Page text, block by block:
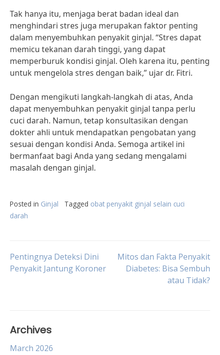
Tak hanya itu, menjaga berat badan ideal dan
menghindari stres juga merupakan faktor penting
dalam menyembuhkan penyakit ginjal. “Stres dapat
memicu tekanan darah tinggi, yang dapat
memperburuk kondisi ginjal. Oleh karena itu, penting
untuk mengelola stres dengan baik,” ujar dr. Fitri.
Dengan mengikuti langkah-langkah di atas, Anda
dapat menyembuhkan penyakit ginjal tanpa perlu
cuci darah. Namun, tetap konsultasikan dengan
dokter ahli untuk mendapatkan pengobatan yang
sesuai dengan kondisi Anda. Semoga artikel ini
bermanfaat bagi Anda yang sedang mengalami
masalah dengan ginjal.
Posted in Ginjal Tagged obat penyakit ginjal selain cuci
darah
Post
Pentingnya Deteksi Dini
Penyakit Jantung Koroner
Mitos dan Fakta Penyakit
Diabetes: Bisa Sembuh
atau Tidak?
Archives
March 2026